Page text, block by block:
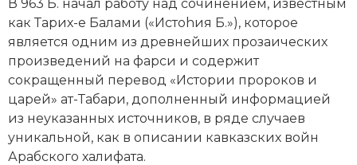
История, философия, теория и методология
исторического знания
Итория международных отношений
Латинская Америка
Новая история
В 963 Б. начал работу над сочинением, известным
как Тарих-е Балами («Истоhия Б.»), которое
является одним из древнейших прозаических
произведений на фарси и содержит
сокращенный перевод «Истории пророков и
царей» ат-Табари, дополненный информацией
из неуказанных источников, в ряде случаев
уникальной, как в описании кавказских войн
Арабского халифата.